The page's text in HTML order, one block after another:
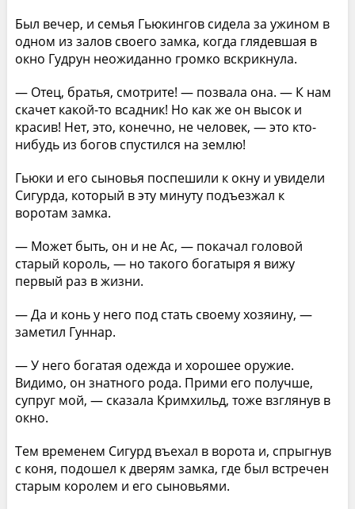
Был вечер, и семья Гьюкингов сидела за ужином в
одном из залов своего замка, когда глядевшая в
окно Гудрун неожиданно громко вскрикнула.
— Отец, братья, смотрите! — позвала она. — К нам
скачет какой-то всадник! Но как же он высок и
красив! Нет, это, конечно, не человек, — это кто-
нибудь из богов спустился на землю!
Гьюки и его сыновья поспешили к окну и увидели
Сигурда, который в эту минуту подъезжал к
воротам замка.
— Может быть, он и не Ас, — покачал головой
старый король, — но такого богатыря я вижу
первый раз в жизни.
— Да и конь у него под стать своему хозяину, —
заметил Гуннар.
— У него богатая одежда и хорошее оружие.
Видимо, он знатного рода. Прими его получше,
супруг мой, — сказала Кримхильд, тоже взглянув в
окно.
Тем временем Сигурд въехал в ворота и, спрыгнув
с коня, подошел к дверям замка, где был встречен
старым королем и его сыновьями.